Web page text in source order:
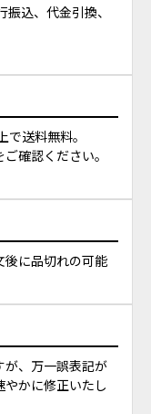
込、代金引換、
送料無料。
ご確認ください。
後に品切れの可能
が、万一誤表記が
かに修正いたし